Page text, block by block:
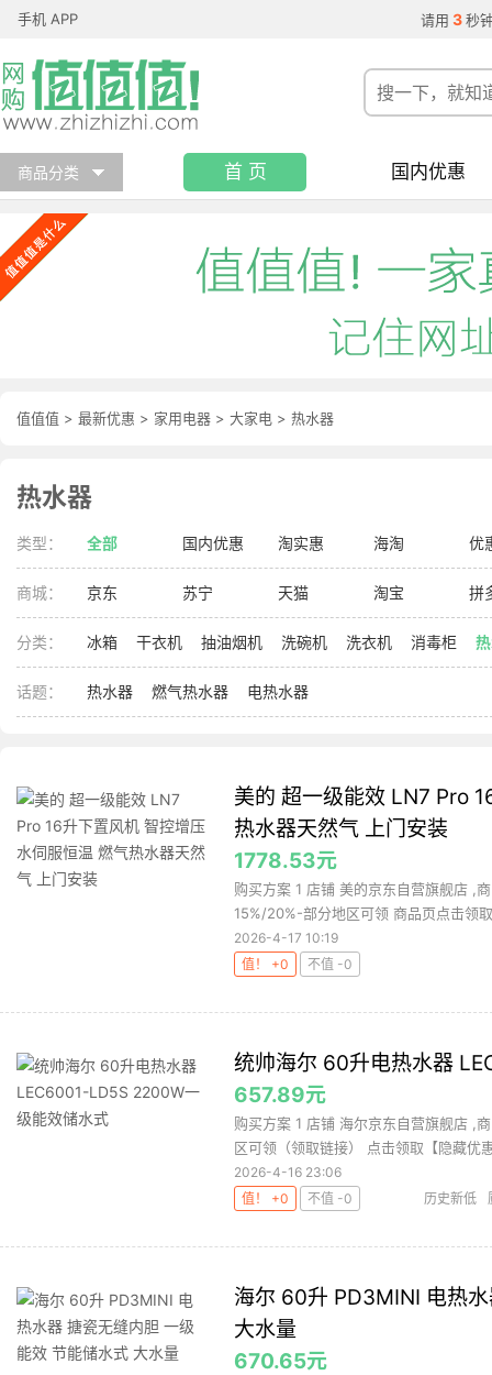
手机 APP 请用 3 秒
商品分类 首 页 国内优惠
值值值 > 最新优惠 > 家用电器 > 大家电 > 热水器
热水器
类型： 全部 国内优惠 淘实惠 海淘 优
商城： 京东 苏宁 天猫 淘宝 拼
分类： 冰箱 干衣机 抽油烟机 洗碗机 洗衣机 消毒柜
话题： 热水器 燃气热水器 电热水器
美的 超一级能效 LN7 Pro
热水器天然气 上门安装
1778.53元
购买方案 1 店铺 美的京东自营旗舰店 ,
15%/20%-部分地区可领 商品页点击领
2026-4-17 10:19
值！ +0
不值 -0
统帅海尔 60升电热水器
657.89元
购买方案 1 店铺 海尔京东自营旗舰店 ,
区可领（领取链接） 点击领取【隐藏优
2026-4-16 23:06
值！ +0
不值 -0 历史新低
海尔 60升 PD3MINI 电热
大水量
670.65元